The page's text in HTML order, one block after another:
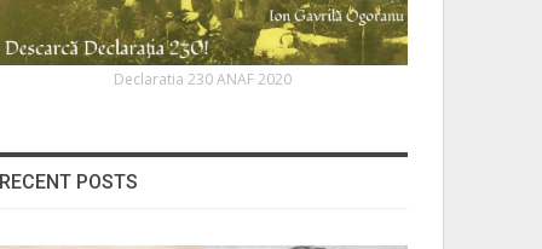
Declaratia 230 ANAF 2020
POSTS